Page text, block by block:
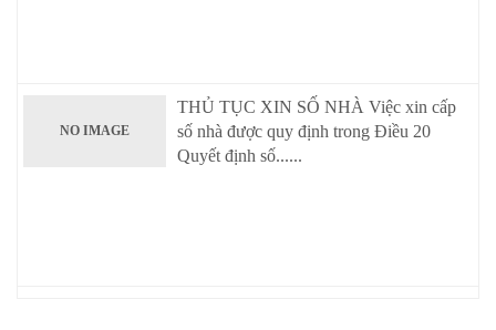
NO IMAGE
THỦ TỤC XIN SỐ NHÀ Việc xin cấp
số nhà được quy định trong Điều 20
Quyết định số......